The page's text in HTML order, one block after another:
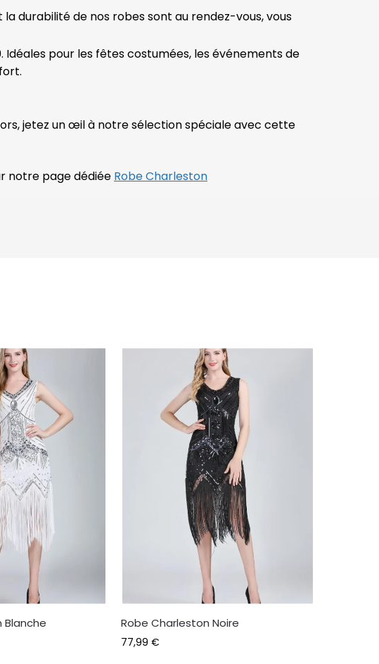
durabilité de nos robes sont au rendez-vous, vous
pour les fêtes costumées, les événements de
jetez un œil à notre sélection spéciale avec cette
notre page dédiée Robe Charleston
Blanche Robe Charleston Noire
77,99 €